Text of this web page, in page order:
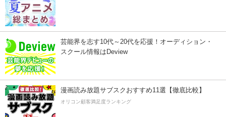
芸能界を志す10代～20代を応援！オーディション・
スクール情報はDeview
漫画読み放題サブスクおすすめ11選【徹底比較】
オリコン顧客満足度ランキング